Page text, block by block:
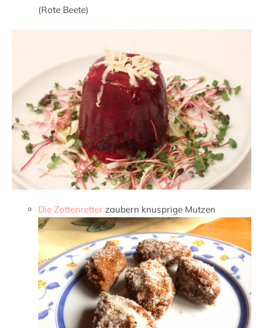
(Rote Beete)
Die Zottenretter zaubern knusprige Mutzen